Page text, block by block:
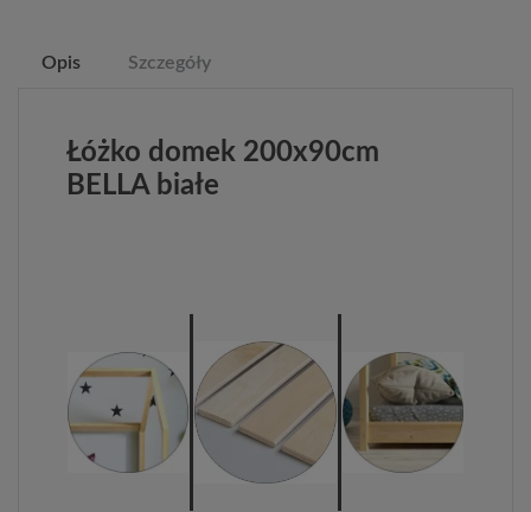
Opis Szczegóły
Łóżko domek 200x90cm
BELLA białe